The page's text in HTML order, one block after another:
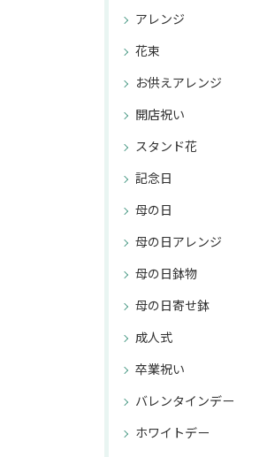
アレンジ
花束
お供えアレンジ
開店祝い
スタンド花
記念日
母の日
母の日アレンジ
母の日鉢物
母の日寄せ鉢
成人式
卒業祝い
バレンタインデー
ホワイトデー